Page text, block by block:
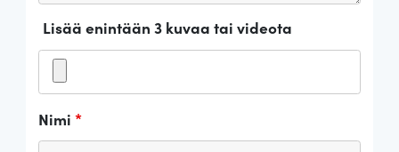
Lisää enintään 3 kuvaa tai videota
Nimi *